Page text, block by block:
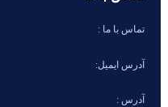
تماس با ما :
آدرس ایمیل:
آدرس :